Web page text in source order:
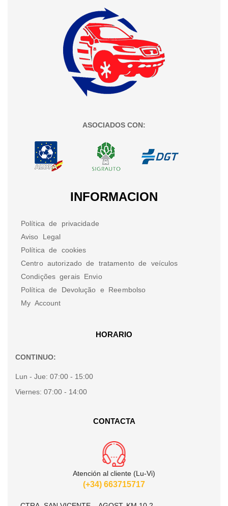
ASOCIADOS CON:
INFORMACION
Política de privacidade
Aviso Legal
Política de cookies
Centro autorizado de tratamento de veículos
Condições gerais Envio
Política de Devolução e Reembolso
My Account
HORARIO
CONTINUO:
Lun - Jue: 07:00 - 15:00
Viernes: 07:00 - 14:00
CONTACTA
Atención al cliente (Lu-Vi)
(+34) 663715717